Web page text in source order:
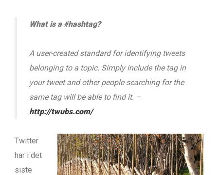
What is a #hashtag?
A user-created standard for identifying tweets
belonging to a topic. Simply include the tag in
your tweet and other people searching for the
same tag will be able to find it. –
http://twubs.com/
Twitter
har i det
siste